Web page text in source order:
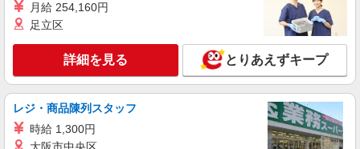
時給1350円〜2062円 ＜日払い有/週払い有/交
石巻市内 最寄り駅：石巻
キープ 詳細を見る
派遣社員
株式会社kotrio /●SD-H-2066276
月給 254,160円
足立区
詳細を見る とりあえずキープ
レジ・商品陳列スタッフ
時給 1,300円